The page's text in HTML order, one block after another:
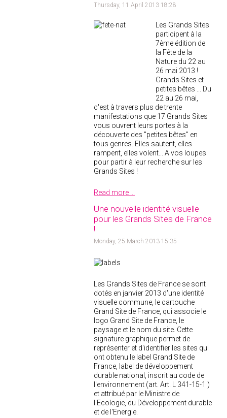
Thursday, 11 April 2013 18:28
Les Grands Sites
participent à la
7ème édition de
la Fête de la
Nature du 22 au
26 mai 2013 !
Grands Sites et
petites bêtes ... Du
22 au 26 mai,
c'est à travers plus de trente
manifestations que 17 Grands Sites
vous ouvrent leurs portes à la
découverte des "petites bêtes" en
tous genres. Elles sautent, elles
rampent, elles volent... A vos loupes
pour partir à leur recherche sur les
Grands Sites !
Read more ...
Une nouvelle identité visuelle
pour les Grands Sites de France
!
Monday, 25 March 2013 15:35
Les Grands Sites de France se sont
dotés en janvier 2013 d'une identité
visuelle commune, le cartouche
Grand Site de France, qui associe le
logo Grand Site de France, le
paysage et le nom du site. Cette
signature graphique permet de
représenter et d'identifier les sites qui
ont obtenu le label Grand Site de
France, label de développement
durable national, inscrit au code de
l'environnement (art. Art. L 341-15-1 )
et attribué par le Ministre de
l'Ecologie, du Développement durable
et de l'Energie.